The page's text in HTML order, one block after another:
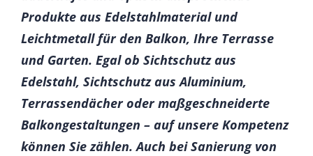
Produkte aus Edelstahlmaterial und
Leichtmetall für den Balkon, Ihre Terrasse
und Garten. Egal ob Sichtschutz aus
Edelstahl, Sichtschutz aus Aluminium,
Terrassendächer oder maßgeschneiderte
Balkongestaltungen – auf unsere Kompetenz
können Sie zählen. Auch bei Sanierung von